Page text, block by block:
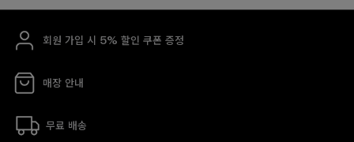
회원 가입 시 5% 할인 쿠폰 증정
매장 안내
무료 배송